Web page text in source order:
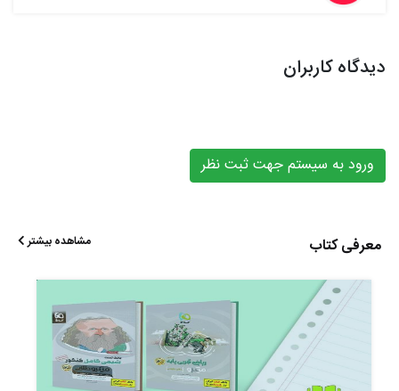
دیدگاه کاربران
ورود به سیستم جهت ثبت نظر
معرفی کتاب مشاهده بیشتر